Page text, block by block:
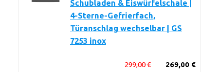
Schubladen & Eiswürfelschale |
4-Sterne-Gefrierfach,
Türanschlag wechselbar | GS
7253 inox
269,00 €
299,00 €